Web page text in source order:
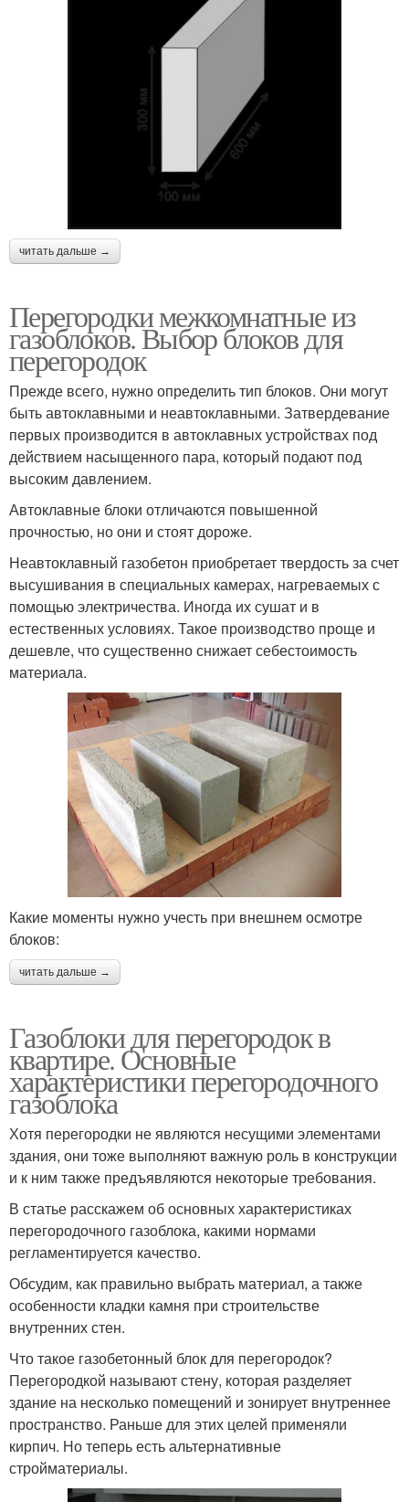
читать дальше →
Перегородки межкомнатные из
газоблоков. Выбор блоков для
перегородок
Прежде всего, нужно определить тип блоков. Они могут
быть автоклавными и неавтоклавными. Затвердевание
первых производится в автоклавных устройствах под
действием насыщенного пара, который подают под
высоким давлением.
Автоклавные блоки отличаются повышенной
прочностью, но они и стоят дороже.
Неавтоклавный газобетон приобретает твердость за счет
высушивания в специальных камерах, нагреваемых с
помощью электричества. Иногда их сушат и в
естественных условиях. Такое производство проще и
дешевле, что существенно снижает себестоимость
материала.
Какие моменты нужно учесть при внешнем осмотре
блоков:
читать дальше →
Газоблоки для перегородок в
квартире. Основные
характеристики перегородочного
газоблока
Хотя перегородки не являются несущими элементами
здания, они тоже выполняют важную роль в конструкции
и к ним также предъявляются некоторые требования.
В статье расскажем об основных характеристиках
перегородочного газоблока, какими нормами
регламентируется качество.
Обсудим, как правильно выбрать материал, а также
особенности кладки камня при строительстве
внутренних стен.
Что такое газобетонный блок для перегородок?
Перегородкой называют стену, которая разделяет
здание на несколько помещений и зонирует внутреннее
пространство. Раньше для этих целей применяли
кирпич. Но теперь есть альтернативные
стройматериалы.